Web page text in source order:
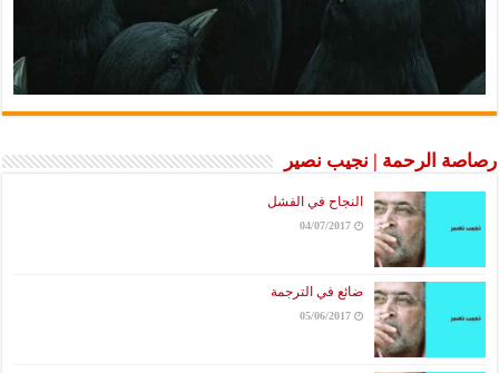
رصاصة الرحمة | نجيب نصير
النجاح في الفشل
04/07/2017
ضائع في الترجمة
05/06/2017